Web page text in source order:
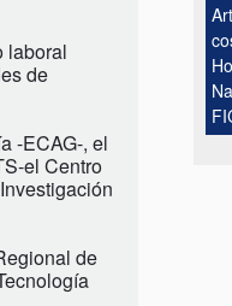
laboral
de
-ECAG-, el
el Centro
de